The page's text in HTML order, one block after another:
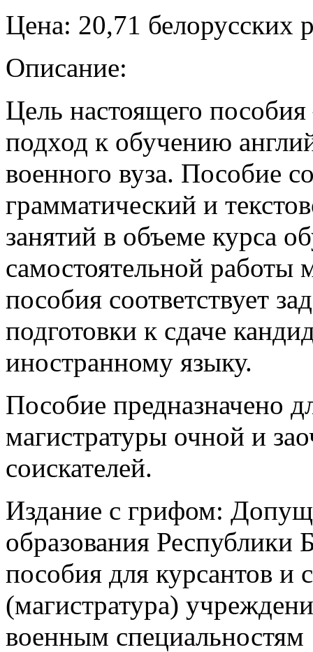
Цена: 20,71 белорусских
Описание:
Цель настоящего
подход к обучению
военного вуза. Пособие
грамматический и
занятий в объеме курса
самостоятельной работы
пособия соответствует
подготовки к сдаче
иностранному языку.
Пособие предназначено
магистратуры очной и
соискателей.
Издание с грифом:
образования Республики
пособия для курсантов и
(магистратура)
военным специальностям